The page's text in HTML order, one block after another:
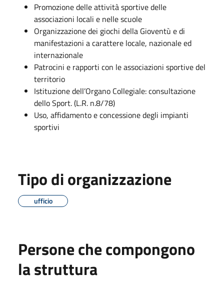
Promozione delle attività sportive delle
associazioni locali e nelle scuole
Organizzazione dei giochi della Gioventù e di
manifestazioni a carattere locale, nazionale ed
internazionale
Patrocini e rapporti con le associazioni sportive del
territorio
Istituzione dell’Organo Collegiale: consultazione
dello Sport. (L.R. n.8/78)
Uso, affidamento e concessione degli impianti
sportivi
Tipo di organizzazione
ufficio
Persone che compongono
la struttura